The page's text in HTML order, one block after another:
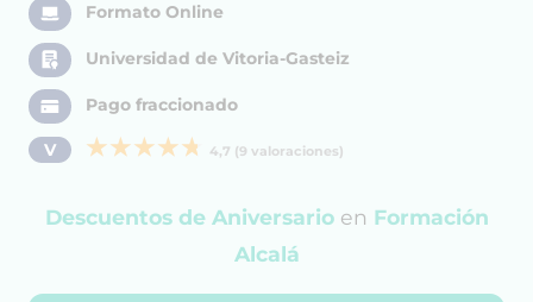
Formato Online
Universidad de Vitoria-Gasteiz
Pago fraccionado
V 4,7 (9 valoraciones)
Descuentos de Aniversarioen Formación
Alcalá